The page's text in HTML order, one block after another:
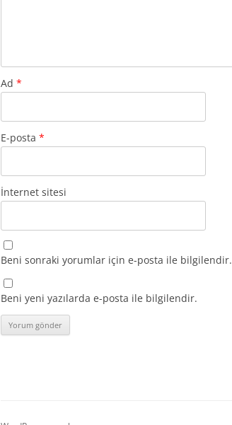
Ad *
E-posta *
İnternet sitesi
Beni sonraki yorumlar için e-posta ile bilgilendir.
Beni yeni yazılarda e-posta ile bilgilendir.